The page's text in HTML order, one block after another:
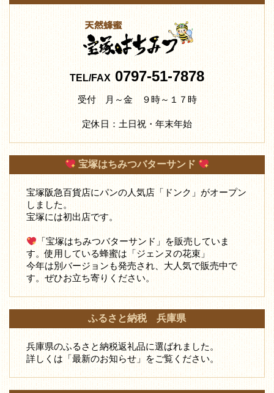
TEL/FAX0797-51-7878
受付 月～金 ９時～１７時
定休日：土日祝・年末年始
宝塚はちみつバターサンド
宝塚阪急百貨店にパンの人気店「ドンク」がオープン
しました。
宝塚には初出店です。
「宝塚はちみつバターサンド」を販売していま
す。使用している蜂蜜は「ジェンヌの花束」
今年は別バージョンも発売され、大人気で販売中で
す。ぜひお立ち寄りください。
ふるさと納税 兵庫県
兵庫県のふるさと納税返礼品に選ばれました。
詳しくは「最新のお知らせ」をご覧ください。